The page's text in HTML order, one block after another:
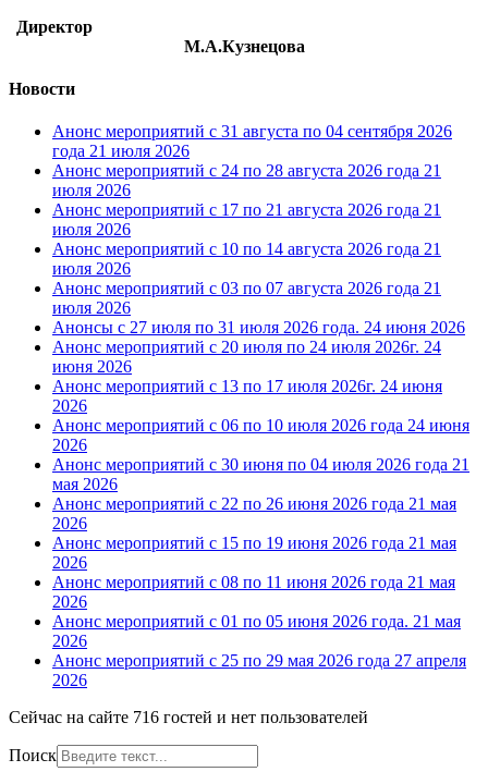
Директор
М.А.Кузнецова
Новости
Анонс мероприятий с 31 августа по 04 сентября 2026
года 21 июля 2026
Анонс мероприятий с 24 по 28 августа 2026 года 21
июля 2026
Анонс мероприятий с 17 по 21 августа 2026 года 21
июля 2026
Анонс мероприятий с 10 по 14 августа 2026 года 21
июля 2026
Анонс мероприятий с 03 по 07 августа 2026 года 21
июля 2026
Анонсы с 27 июля по 31 июля 2026 года. 24 июня 2026
Анонс мероприятий с 20 июля по 24 июля 2026г. 24
июня 2026
Анонс мероприятий с 13 по 17 июля 2026г. 24 июня
2026
Анонс мероприятий с 06 по 10 июля 2026 года 24 июня
2026
Анонс мероприятий с 30 июня по 04 июля 2026 года 21
мая 2026
Анонс мероприятий с 22 по 26 июня 2026 года 21 мая
2026
Анонс мероприятий с 15 по 19 июня 2026 года 21 мая
2026
Анонс мероприятий с 08 по 11 июня 2026 года 21 мая
2026
Анонс мероприятий с 01 по 05 июня 2026 года. 21 мая
2026
Анонс мероприятий с 25 по 29 мая 2026 года 27 апреля
2026
Сейчас на сайте 716 гостей и нет пользователей
Поиск